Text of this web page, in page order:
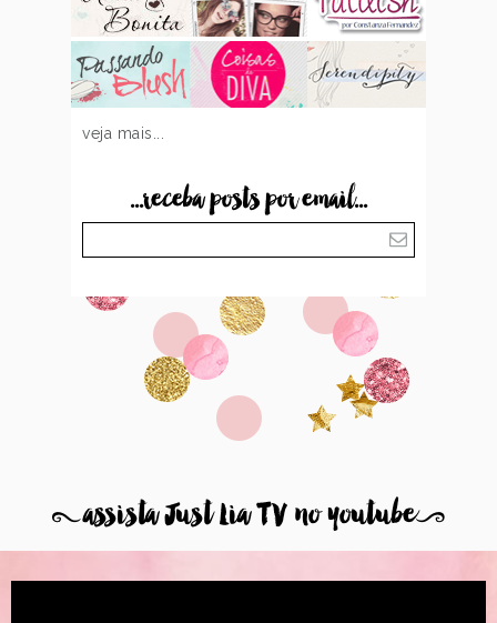
veja mais...
...receba posts por email...
8assista Just Lia TV no youtube9